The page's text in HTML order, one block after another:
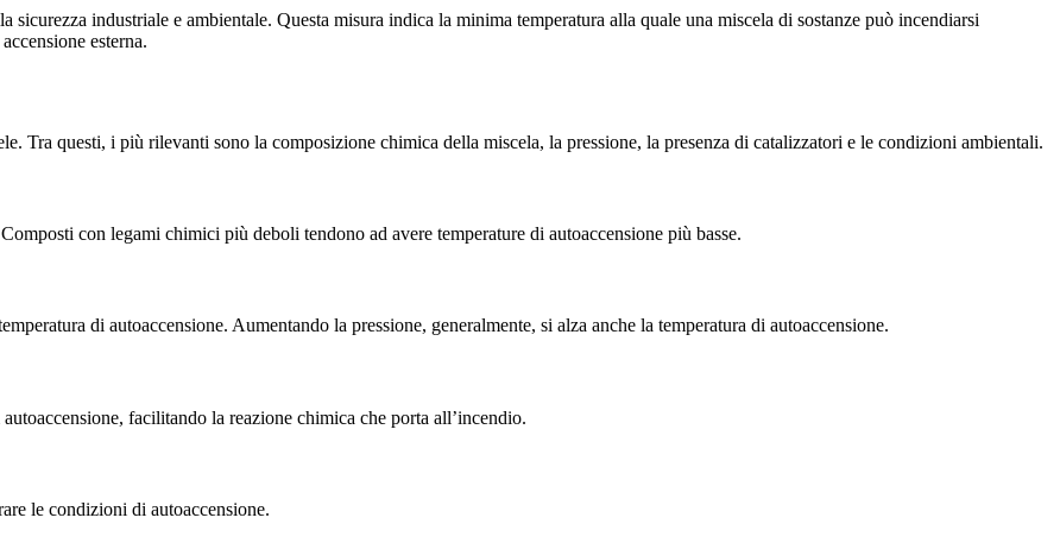
industriale e ambientale. Questa misura indica la minima temperatura alla quale una miscela di sostanze può incendiarsi
esterna.
Tra questi, i più rilevanti sono la composizione chimica della miscela, la pressione, la presenza di catalizzatori e le condizioni ambientali.
con legami chimici più deboli tendono ad avere temperature di autoaccensione più basse.
di autoaccensione. Aumentando la pressione, generalmente, si alza anche la temperatura di autoaccensione.
facilitando la reazione chimica che porta all’incendio.
le condizioni di autoaccensione.